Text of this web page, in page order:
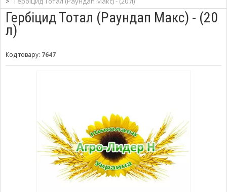
Гербіцид Тотал (Раундап Макс) - (20
л)
Код товару: 7647